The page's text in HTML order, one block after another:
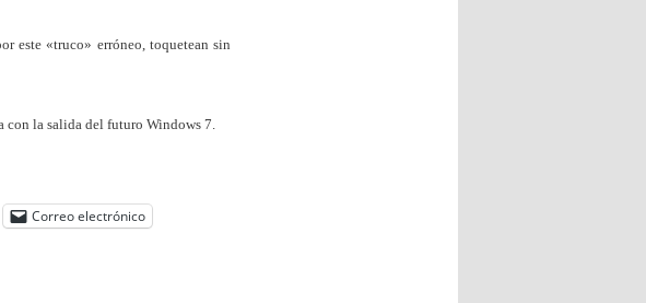
este «truco» erróneo, toquetean sin
con la salida del futuro Windows 7.
Correo electrónico